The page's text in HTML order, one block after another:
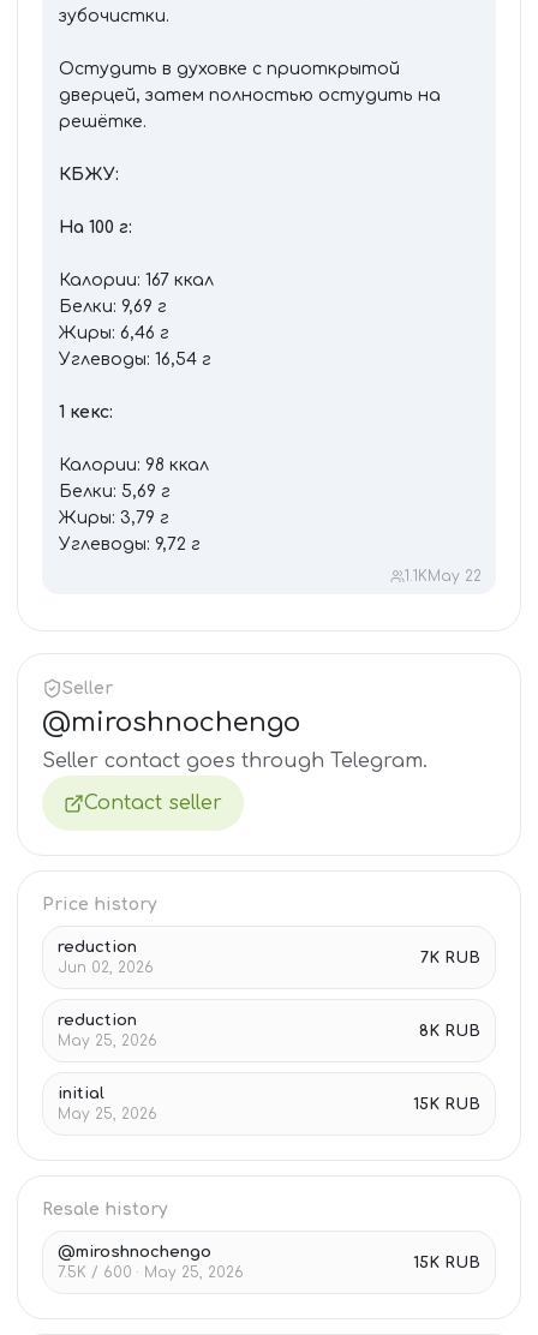
зубочистки.
Остудить в духовке с приоткрытой
дверцей, затем полностью остудить на
решётке.
КБЖУ:
На 100 г:
Калории: 167 ккал
Белки: 9,69 г
Жиры: 6,46 г
Углеводы: 16,54 г
1 кекс:
Калории: 98 ккал
Белки: 5,69 г
Жиры: 3,79 г
Углеводы: 9,72 г
1.1K May 22
Seller
@miroshnochengo
Seller contact goes through Telegram.
Contact seller
Price history
reduction
Jun 02, 2026
7K RUB
reduction
May 25, 2026
8K RUB
initial
May 25, 2026
15K RUB
Resale history
@miroshnochengo
7.5K / 600 · May 25, 2026
15K RUB